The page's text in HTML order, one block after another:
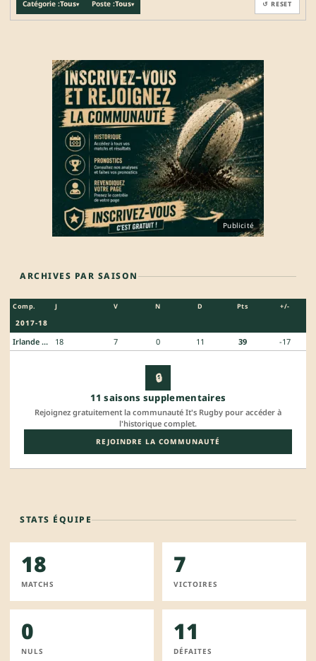
Catégorie :Tous▾ Poste :Tous▾ ↺ RESET
Publicité
ARCHIVES PAR SAISON
Comp. J V N D Pts +/-
2017-18
Irlande D1 18 7 0 11 39 -17
🔒
11 saisons supplementaires
Rejoignez gratuitement la communauté It's Rugby pour accéder à
l'historique complet.
REJOINDRE LA COMMUNAUTÉ
STATS ÉQUIPE
18
MATCHS
7
VICTOIRES
0
NULS
11
DÉFAITES